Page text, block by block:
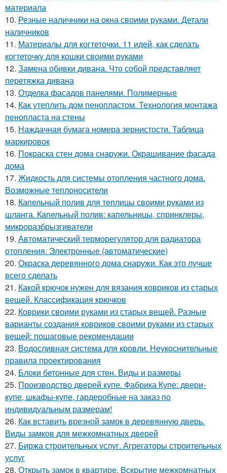
материала
10. Резные наличники на окна своими руками. Детали
наличников
11. Материалы для когтеточки. 11 идей, как сделать
когтеточку для кошки своими руками
12. Замена обивки дивана. Что собой представляет
перетяжка дивана
13. Отделка фасадов панелями. Полимерные
14. Как утеплить дом пенопластом. Технология монтажа
пенопласта на стены
15. Наждачная бумага номера зернистости. Таблица
маркировок
16. Покраска стен дома снаружи. Окрашивание фасада
дома
17. Жидкость для системы отопления частного дома.
Возможные теплоносители
18. Капельный полив для теплицы своими руками из
шланга. Капельный полив: капельницы, спринклеры,
микроразбрызгиватели
19. Автоматический терморегулятор для радиатора
отопления. Электронные (автоматические)
20. Окраска деревянного дома снаружи. Как это лучше
всего сделать
21. Какой крючок нужен для вязания ковриков из старых
вещей. Классификация крючков
22. Коврики своими руками из старых вещей. Разные
варианты создания ковриков своими руками из старых
вещей: пошаговые рекомендации
23. Водосливная система для кровли. Неукоснительные
правила проектирования
24. Блоки бетонные для стен. Виды и размеры
25. Производство дверей купе. Фабрика Купе: двери-
купе, шкафы-купе, гардеробные на заказ по
индивидуальным размерам!
26. Как вставить врезной замок в деревянную дверь.
Виды замков для межкомнатных дверей
27. Биржа строительных услуг. Агрегаторы строительных
услуг
28. Открыть замок в квартире. Вскрытие межкомнатных